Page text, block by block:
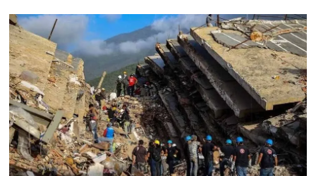
TEKNOLOJİ
Turizm
VAN'DA SPOR
Vasıta
YAŞAM